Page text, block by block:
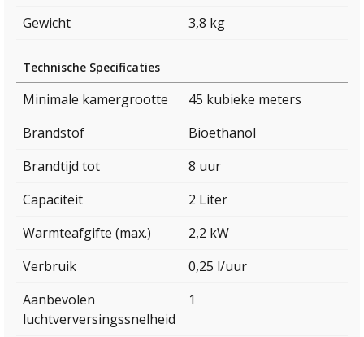
Gewicht
3,8 kg
Technische Specificaties
Minimale kamergrootte
45 kubieke meters
Brandstof
Bioethanol
Brandtijd tot
8 uur
Capaciteit
2 Liter
Warmteafgifte (max.)
2,2 kW
Verbruik
0,25 l/uur
Aanbevolen
luchtverversingssnelheid
1